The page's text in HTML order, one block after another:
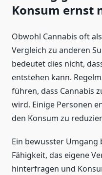
Konsum ernst
Obwohl Cannabis oft
Vergleich zu anderen
bedeutet dies nicht,
entstehen kann.
führen, dass Cannabis
wird. Einige Personen
den Konsum zu
Ein bewusster
Fähigkeit, das eigene
hinterfragen und